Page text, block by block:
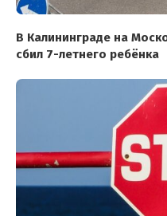
В Калининграде на
сбил 7-летнего ребёнка